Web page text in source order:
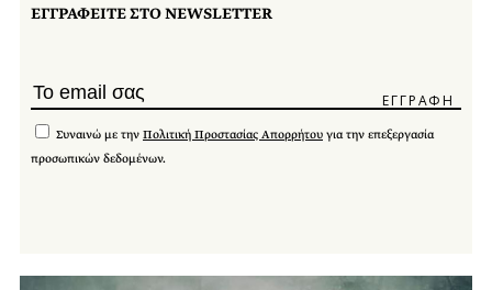
ΕΓΓΡΑΦΕΙΤΕ ΣΤΟ NEWSLETTER
Συναινώ με την Πολιτική Προστασίας Απορρήτου για την επεξεργασία
προσωπικών δεδομένων.